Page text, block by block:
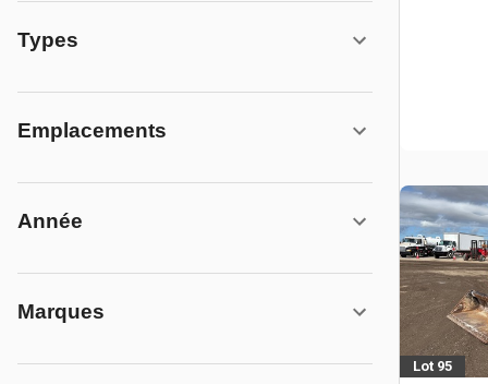
Types
Emplacements
Année
Marques
Lot 95